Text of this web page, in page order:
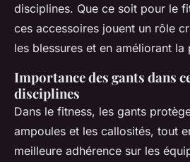
disciplines. Que ce soit pour le
ces accessoires jouent un rôle
les blessures et en améliorant la
Importance des gants dans
disciplines
Dans le fitness, les gants
ampoules et les callosités, tout
meilleure adhérence sur les